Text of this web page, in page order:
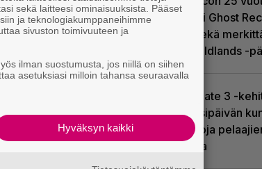
ilmaiseksi Ghost
Soldier sekä
Recon Wildlands -
Baldur’s Gate 3 -
pelin vuosipäivän
tilastotietoja
valinnoista
sekä laitteesi ominaisuuksista. Pääset
ja teknologiakumppaneihimme
sivuston toimivuuteen ja
ilman suostumusta, jos niillä on siihen
asetuksiasi milloin tahansa seuraavalla
Hyväksyn kaikki